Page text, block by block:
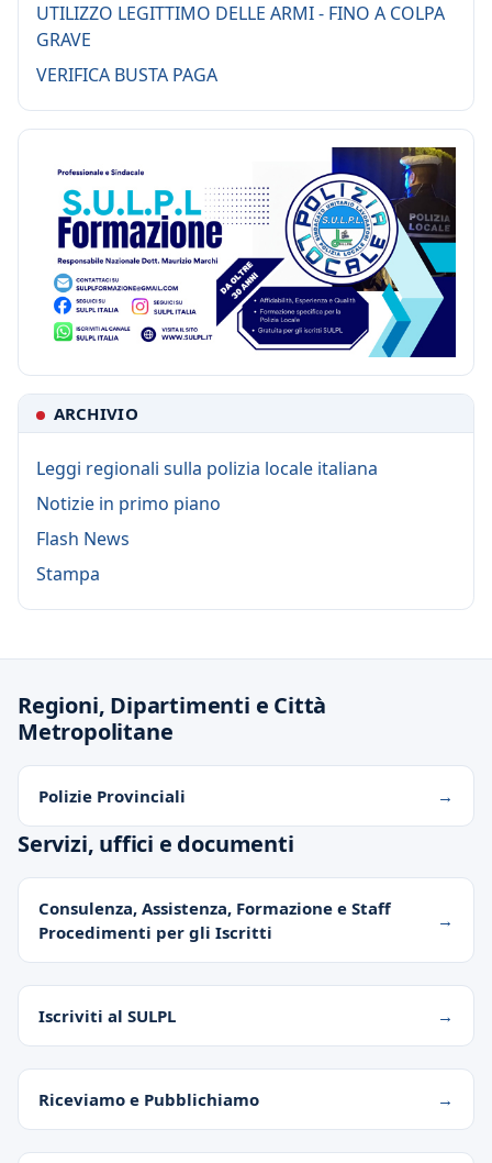
UTILIZZO LEGITTIMO DELLE ARMI - FINO A COLPA
GRAVE
VERIFICA BUSTA PAGA
ARCHIVIO
Leggi regionali sulla polizia locale italiana
Notizie in primo piano
Flash News
Stampa
Regioni, Dipartimenti e Città
Metropolitane
Polizie Provinciali
Servizi, uffici e documenti
Consulenza, Assistenza, Formazione e Staff
Procedimenti per gli Iscritti
Iscriviti al SULPL
Riceviamo e Pubblichiamo